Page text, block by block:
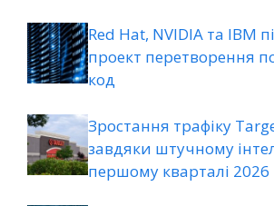
Red Hat, NVIDIA та IBM
проект перетворення
код
Зростання трафіку
завдяки штучному
першому кварталі 2026